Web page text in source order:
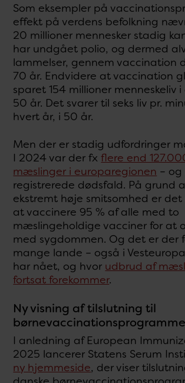
Som eksempler på
effekt på verdens befolkning
20 millioner mennesker stadig
har undgået polio, og dermed
lammelser, gennem vaccination
70 år. Endvidere at vaccination
sparet 154 millioner menneskeliv
50 år. Det svarer til seks liv pr.
hvert år, i 50 år.
Men der er stadig udfordringer
I 2024 var der fxflere end
mæslinger i europaregionen – og
registrerede dødsfald. På grund
ekstremt høje smitsomhed er
at vaccinere 95 % af alle med to
mæslingeholdige vacciner for at
med sygdommen. Og det er der
mange lande – også i
har nået, og hvor udbrud af
fortsat forekommer.
Ny visning af tilslutning til
I anledning af European
2025 lancerer Statens Serum
ny hjemmeside, der viser